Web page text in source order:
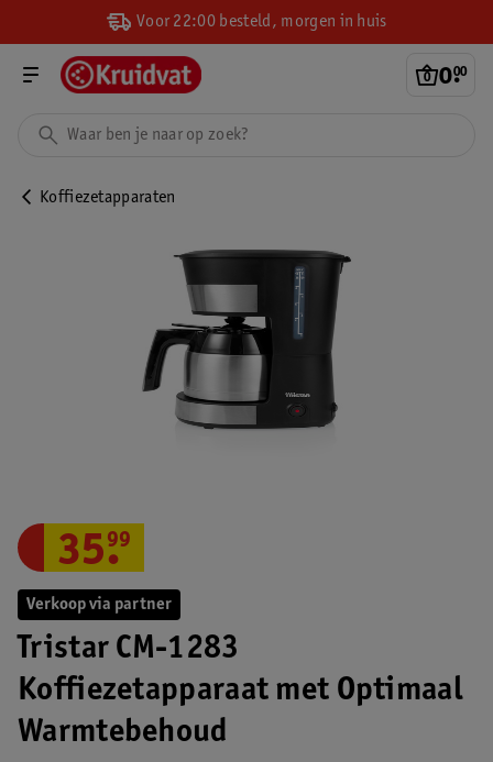
Voor 22:00 besteld, morgen in huis
0.
00
Koffiezetapparaten
Verkoop via partner
Tristar CM-1283
Koffiezetapparaat met Optimaal
Warmtebehoud
35.
99